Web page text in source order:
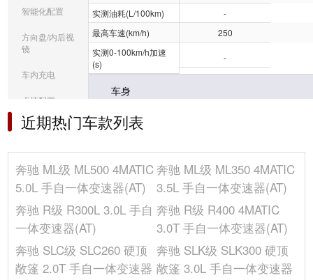
智能化配置
方向盘/内后视
镜
车内充电
桌椅配置
音响/车内灯光
冰箱/空调
选装包
其它
实测油耗(L/100km)
-
最高车速(km/h)
250
实测0-100km/h加速
(s)
-
车身
座位数(个)
宽度(mm)
1911
行李厢容积(L)
833-2050
车身结构
5门5座SUV
整备质量(kg)
2185
高度(mm)
1779
后轮距(mm)
1647
车门数(个)
5
近期热门车款列表
奔驰 ML级 ML500 4MATIC
5.0L 手自一体变速器(AT)
奔驰 ML级 ML350 4MATIC
3.5L 手自一体变速器(AT)
奔驰 R级 R300L 3.0L 手自
一体变速器(AT)
奔驰 R级 R400 4MATIC
3.0T 手自一体变速器(AT)
奔驰 SLC级 SLC260 硬顶
敞篷 2.0T 手自一体变速器
奔驰 SLK级 SLK300 硬顶
敞篷 3.0L 手自一体变速器